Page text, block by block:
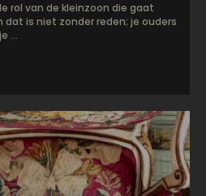
rol van de kleinzoon die gaat
dat is niet zonder reden; je ouders
...